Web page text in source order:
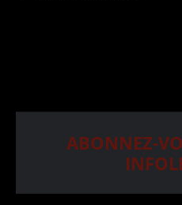
ABONNEZ-